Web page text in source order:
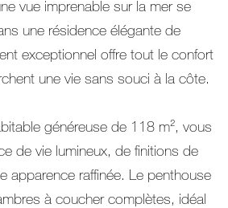
vue imprenable sur la mer se
une résidence élégante de
exceptionnel offre tout le confort
une vie sans souci à la côte.
généreuse de 118 m², vous
de vie lumineux, de finitions de
apparence raffinée. Le penthouse
à coucher complètes, idéal